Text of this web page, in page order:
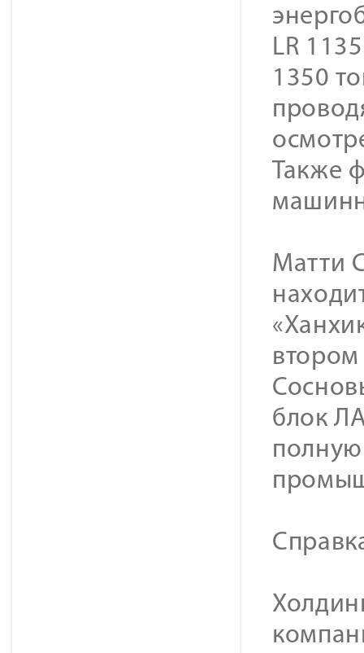
LR
1350
Также
Матти
блок
полную